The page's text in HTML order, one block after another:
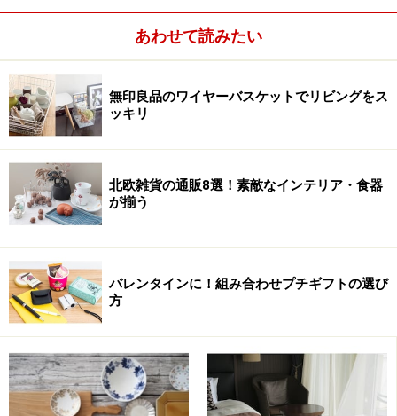
あわせて読みたい
無印良品のワイヤーバスケットでリビングをス
ッキリ
北欧雑貨の通販8選！素敵なインテリア・食器
が揃う
バレンタインに！組み合わせプチギフトの選び
方